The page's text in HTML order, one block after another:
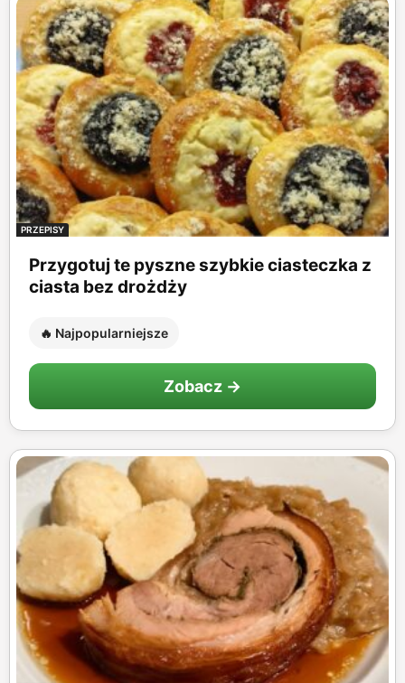
PRZEPISY
Przygotuj te pyszne szybkie ciasteczka z
ciasta bez drożdży
🔥 Najpopularniejsze
Zobacz →